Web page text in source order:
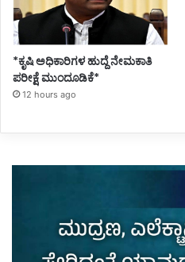
*ಕೃಷಿ ಅಧಿಕಾರಿಗಳ ಹುದ್ದೆ ನೇಮಕಾತಿ
ಪರೀಕ್ಷೆ ಮುಂದೂಡಿಕೆ*
12 hours ago